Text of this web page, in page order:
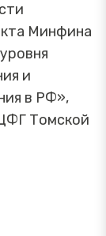
Минфина
и
в РФ»,
Томской